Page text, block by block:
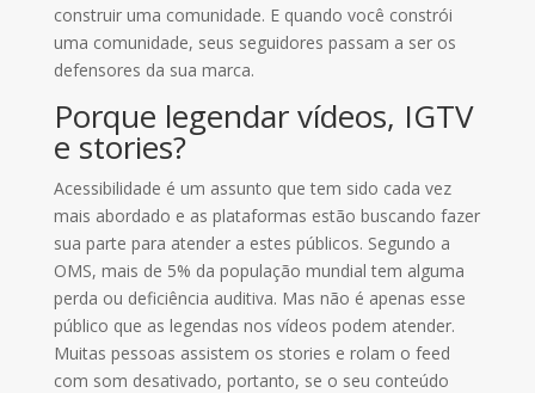
construir uma comunidade. E quando você constrói
uma comunidade, seus seguidores passam a ser os
defensores da sua marca.
Porque legendar vídeos, IGTV
e stories?
Acessibilidade é um assunto que tem sido cada vez
mais abordado e as plataformas estão buscando fazer
sua parte para atender a estes públicos. Segundo a
OMS, mais de 5% da população mundial tem alguma
perda ou deficiência auditiva. Mas não é apenas esse
público que as legendas nos vídeos podem atender.
Muitas pessoas assistem os stories e rolam o feed
com som desativado, portanto, se o seu conteúdo